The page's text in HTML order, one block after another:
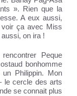
». Rien que la
A eux aussi,
voir ça avec Miss
on ira !
Peque
bonhomme
Philippin. Mon
le cercle des arts
se connait plus